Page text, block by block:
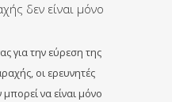
δεν είναι μόνο
για την εύρεση της
οι ερευνητές
μπορεί να είναι μόνο